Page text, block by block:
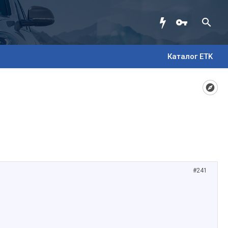
Каталог ETK
#241